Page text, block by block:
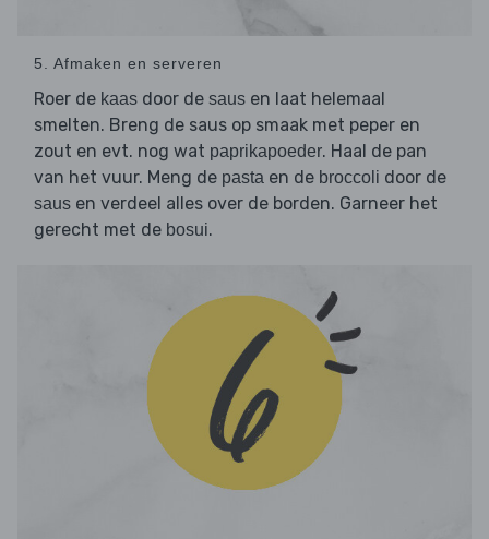
5. Afmaken en serveren
Roer de kaas door de saus en laat helemaal
smelten. Breng de saus op smaak met peper en
zout en evt. nog wat paprikapoeder. Haal de pan
van het vuur. Meng de pasta en de broccoli door de
saus en verdeel alles over de borden. Garneer het
gerecht met de bosui.